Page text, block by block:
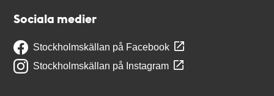
Sociala medier
Stockholmskällan på Facebook
Stockholmskällan på Instagram